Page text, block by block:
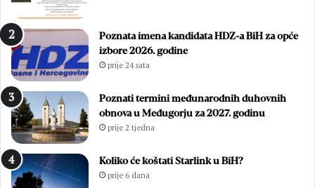
Poznata imena kandidata HDZ-a BiH za opće
izbore 2026. godine
prije 24 sata
Poznati termini međunarodnih duhovnih
obnova u Međugorju za 2027. godinu
prije 2 tjedna
Koliko će koštati Starlink u BiH?
prije 6 dana